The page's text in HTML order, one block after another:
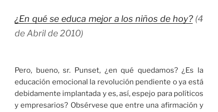
¿En qué se educa mejor a los niños de hoy?(4
de Abril de 2010)
Pero, bueno, sr. Punset, ¿en qué quedamos? ¿Es la
educación emocional la revolución pendiente o ya está
debidamente implantada y es, así, espejo para políticos
y empresarios? Obsérvese que entre una afirmación y